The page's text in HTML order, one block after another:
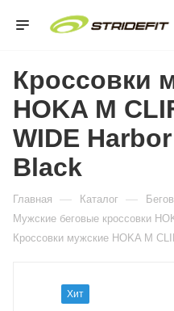
Кроссовки
HOKA M
WIDE
Black
Главная — Каталог —
Мужские беговые кроссовки
Кроссовки мужские HOKA M
Хит